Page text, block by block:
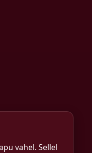
vahel. Sellel